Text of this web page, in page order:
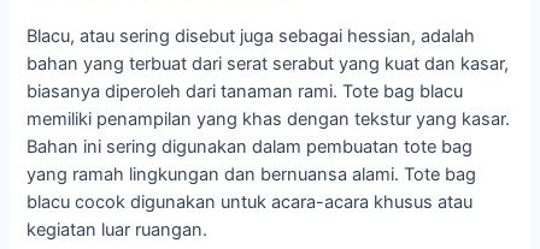
Blacu, atau sering disebut juga sebagai hessian, adalah
bahan yang terbuat dari serat serabut yang kuat dan kasar,
biasanya diperoleh dari tanaman rami. Tote bag blacu
memiliki penampilan yang khas dengan tekstur yang kasar.
Bahan ini sering digunakan dalam pembuatan tote bag
yang ramah lingkungan dan bernuansa alami. Tote bag
blacu cocok digunakan untuk acara-acara khusus atau
kegiatan luar ruangan.